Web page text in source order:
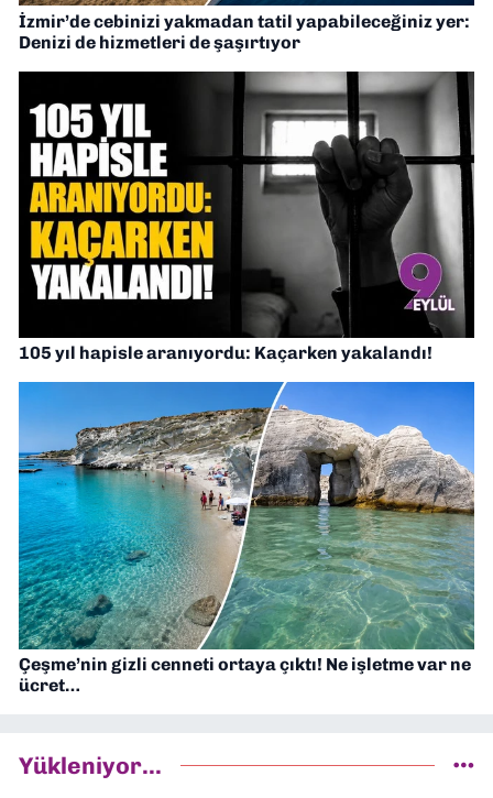
İzmir’de cebinizi yakmadan tatil yapabileceğiniz yer:
Denizi de hizmetleri de şaşırtıyor
105 yıl hapisle aranıyordu: Kaçarken yakalandı!
Çeşme’nin gizli cenneti ortaya çıktı! Ne işletme var ne
ücret…
Yükleniyor...